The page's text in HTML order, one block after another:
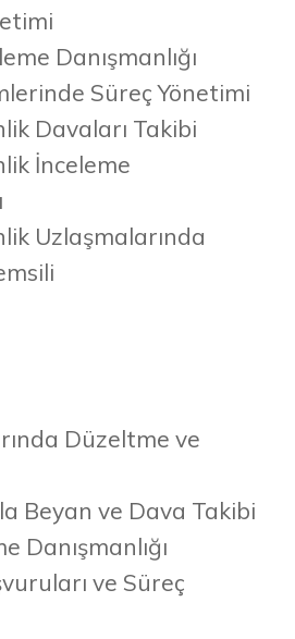
Düzeltme ve
Beyan ve Dava Takibi
Danışmanlığı
ve Süreç
Danışmanlığı
Süreç Yönetimi
Davaları Takibi
İnceleme
Uzlaşmalarında